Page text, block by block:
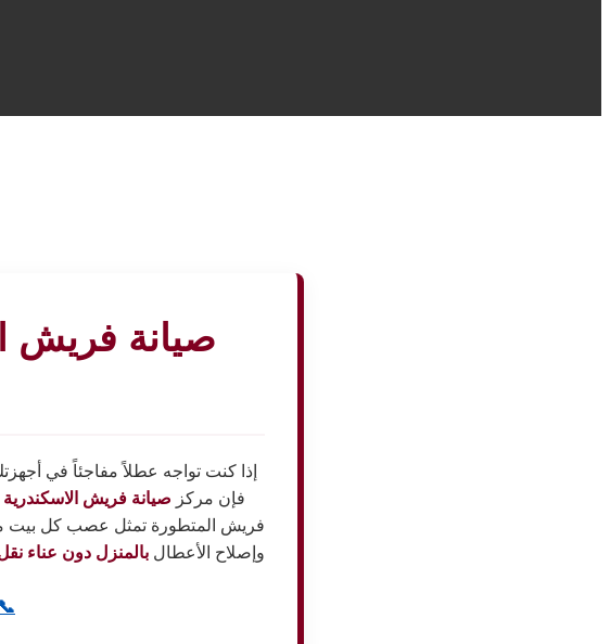
صيانة فريش
إذا كنت تواجه عطلاً مفاجئاً في
فإن مركز صيانة فريش الاسكندرية
فريش المتطورة تمثل عصب كل بيت
وإصلاح الأعطالبالمنزل دون عناء نقل